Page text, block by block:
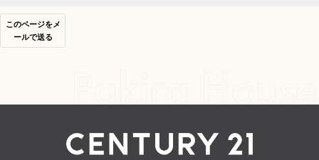
このページをメ
ールで送る